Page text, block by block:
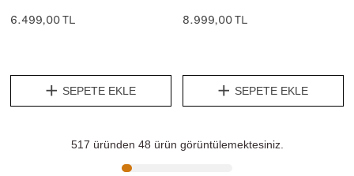
6.499,00 TL
SEPETE EKLE
8.999,00 TL
SEPETE EKLE
517 üründen 48 ürün görüntülemektesiniz.